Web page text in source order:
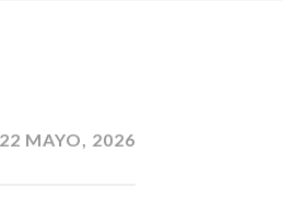
22 MAYO, 2026